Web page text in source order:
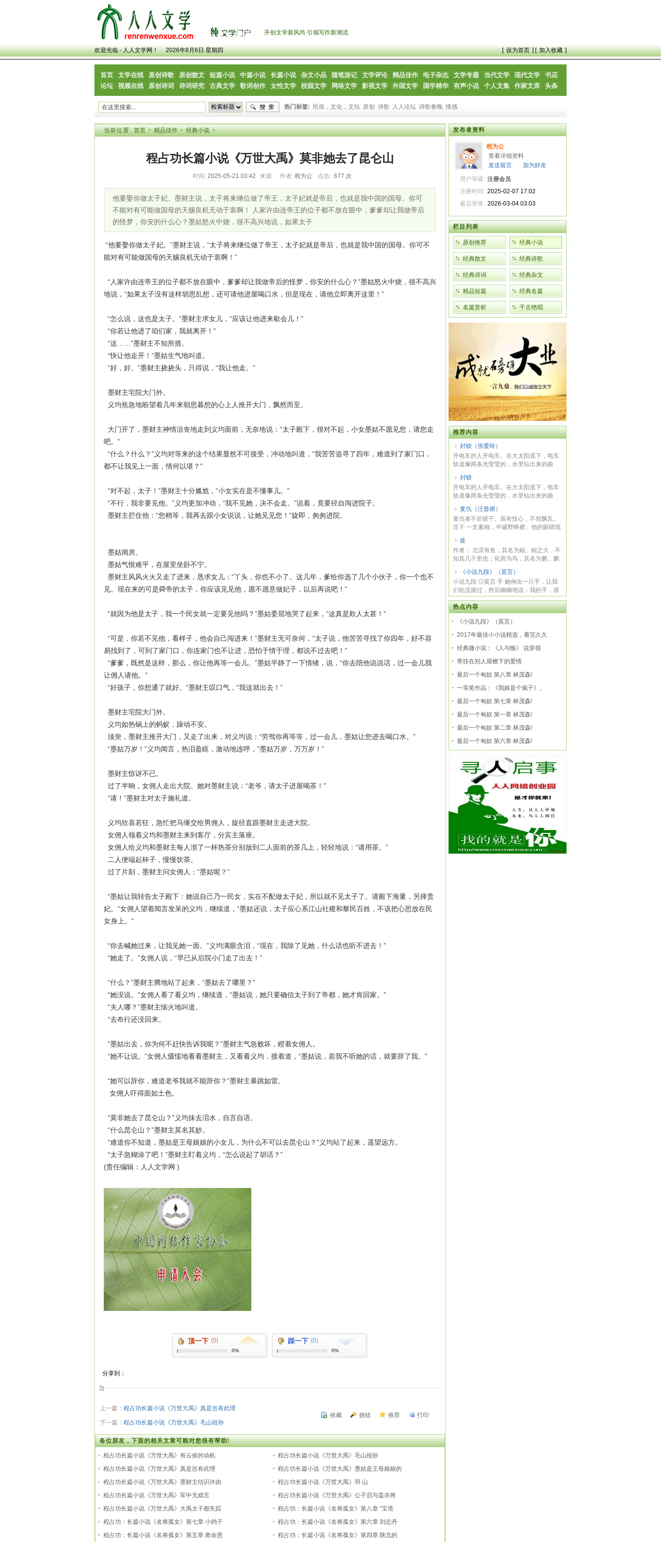
开创文学新风尚 引领写作新潮流
欢迎光临 - 人人文学网！ 2026年8月6日 星期四 [ 设为首页 ] [ 加入收藏 ]
首页 文学在线 原创诗歌 原创散文 短篇小说 中篇小说 长篇小说 杂文小品 随笔游记 文学评论 精品佳作 电子杂志 文学专题 当代文学 现代文学
书店
论坛
视频在线 原创诗词 诗词研究 古典文学 歌词创作 女性文学 校园文学 网络文学 影视文学 外国文学 国学精华 有声小说 个人文集 作家文库 头条
热门标签: 民俗，文化，文玩 原创 诗歌 人人论坛 诗歌春晚 情感
当前位置: 首页>精品佳作>经典小说>
程占功长篇小说《万世大禹》莫非她去了昆仑山
时间: 2025-05-21 03:42 来源: 作者: 程为公 点击: 677 次
他要娶你做太子妃。墨财主说，太子将来继位做了帝王，太子妃就是帝后，也就是我中国的国母。你可
不能对有可能做国母的天赐良机无动于衷啊！ 人家许由连帝王的位子都不放在眼中，爹爹却让我做帝后
的怪梦，你安的什么心？墨姑怒火中烧，很不高兴地说，如果太子
“他要娶你做太子妃。”墨财主说，“太子将来继位做了帝王，太子妃就是帝后，也就是我中国的国母。你可不
能对有可能做国母的天赐良机无动于衷啊！”
“人家许由连帝王的位子都不放在眼中，爹爹却让我做帝后的怪梦，你安的什么心？”墨姑怒火中烧，很不高兴
地说，“如果太子没有这样胡思乱想，还可请他进屋喝口水，但是现在，请他立即离开这里！”
“怎么说，这也是太子。”墨财主求女儿，“应该让他进来歇会儿！”
“你若让他进了咱们家，我就离开！”
“这……”墨财主不知所措。
“快让他走开！”墨姑生气地叫道。
“好，好。”墨财主挠挠头，只得说，“我让他走。”
墨财主宅院大门外。
义均焦急地盼望着几年来朝思暮想的心上人推开大门，飘然而至。
大门开了，墨财主神情沮丧地走到义均面前，无奈地说：“太子殿下，很对不起，小女墨姑不愿见您，请您走
吧。”
“什么？什么？”义均对等来的这个结果显然不可接受，冲动地叫道，“我苦苦追寻了四年，难道到了家门口，
都不让我见上一面，情何以堪？”
“对不起，太子！”墨财主十分尴尬，“小女实在是不懂事儿。”
“不行，我非要见他。”义均更加冲动，“我不见她，决不会走。”说着，竟要径自闯进院子。
墨财主拦住他：“您稍等，我再去跟小女说说，让她见见您！”旋即，匆匆进院。
墨姑闺房。
墨姑气恨难平，在屋里坐卧不宁。
墨财主风风火火又走了进来，恳求女儿：“丫头，你也不小了。这几年，爹给你选了几个小伙子，你一个也不
见。现在来的可是舜帝的太子，你应该见见他，愿不愿意做妃子，以后再说吧！”
“就因为他是太子，我一个民女就一定要见他吗？”墨姑委屈地哭了起来，“这真是欺人太甚！”
“可是，你若不见他，看样子，他会自己闯进来！”墨财主无可奈何，“太子说，他苦苦寻找了你四年，好不容
易找到了，可到了家门口，你连家门也不让进，恐怕于情于理，都说不过去吧！”
“爹爹，既然是这样，那么，你让他再等一会儿。”墨姑平静了一下情绪，说，“你去陪他说说话，过一会儿我
让佣人请他。”
“好孩子，你想通了就好。”墨财主叹口气，“我这就出去！”
墨财主宅院大门外。
义均如热锅上的蚂蚁，躁动不安。
须臾，墨财主推开大门，又走了出来，对义均说：“劳驾你再等等，过一会儿，墨姑让您进去喝口水。”
“墨姑万岁！”义均闻言，热泪盈眶，激动地连呼，“墨姑万岁，万万岁！”
墨财主惊讶不已。
过了半晌，女佣人走出大院。她对墨财主说：“老爷，请太子进屋喝茶！”
“请！”墨财主对太子施礼道。
义均欣喜若狂，急忙把马缰交给男佣人，旋径直跟墨财主走进大院。
女佣人领着义均和墨财主来到客厅，分宾主落座。
女佣人给义均和墨财主每人沏了一杯热茶分别放到二人面前的茶几上，轻轻地说：“请用茶。”
二人便端起杯子，慢慢饮茶。
过了片刻，墨财主问女佣人：“墨姑呢？”
“墨姑让我转告太子殿下：她说自己乃一民女，实在不配做太子妃，所以就不见太子了。请殿下海量，另择贵
妃。”女佣人望着闻言发呆的义均，继续道，“墨姑还说，太子应心系江山社稷和黎民百姓，不该把心思放在民
女身上。”
“你去喊她过来，让我见她一面。”义均满眼含泪，“现在，我除了见她，什么话也听不进去！”
“她走了。”女佣人说，“早已从后院小门走了出去！”
“什么？”墨财主腾地站了起来，“墨姑去了哪里？”
“她没说。”女佣人看了看义均，继续道，“墨姑说，她只要确信太子到了帝都，她才肯回家。”
“夫人哪？”墨财主恼火地叫道。
“去布行还没回来。
“墨姑出去，你为何不赶快告诉我呢？”墨财主气急败坏，瞪着女佣人。
“她不让说。”女佣人慑懦地看看墨财主，又看看义均，接着道，“墨姑说，若我不听她的话，就要辞了我。”
“她可以辞你，难道老爷我就不能辞你？”墨财主暴跳如雷。
女佣人吓得面如土色。
“莫非她去了昆仑山？”义均抹去泪水，自言自语。
“什么昆仑山？”墨财主莫名其妙。
“难道你不知道，墨姑是王母娘娘的小女儿，为什么不可以去昆仑山？”义均站了起来，遥望远方。
“太子急糊涂了吧！”墨财主盯着义均，“怎么说起了胡话？”
(责任编辑：人人文学网 )
顶一下 (0)
0%
踩一下 (0)
0%
分享到：
上一篇： 程占功长篇小说《万世大禹》真是岂有此理
下一篇： 程占功长篇小说《万世大禹》毛山祖孙
收藏 挑错 推荐 打印
各位朋友，下面的相关文章可能对您很有帮助!
程占功长篇小说《万世大禹》有云侯的动机
程占功长篇小说《万世大禹》毛山祖孙
程占功长篇小说《万世大禹》真是岂有此理
程占功长篇小说《万世大禹》墨姑是王母娘娘的
程占功长篇小说《万世大禹》墨财主结识许由
程占功长篇小说《万世大禹》羽 山
程占功长篇小说《万世大禹》军中无戏言
程占功长篇小说《万世大禹》公子启与盖亦将
程占功长篇小说《万世大禹》大禹太子都失踪
程占功：长篇小说《名将孤女》第八章 “宝塔
程占功：长篇小说《名将孤女》第七章 小鸽子
程占功：长篇小说《名将孤女》第六章 刘志丹
程占功：长篇小说《名将孤女》第五章 救命恩
程占功：长篇小说《名将孤女》第四章 陕北的
发布者资料
程为公
查看详细资料
发送留言
加为好友
用户等级: 注册会员
注册时间: 2025-02-07 17:02
最后登录: 2026-03-04 03:03
栏目列表
原创推荐 经典小说
经典散文 经典诗歌
经典诗词 经典杂文
精品短篇 经典名篇
名篇赏析 千古绝唱
推荐内容
封锁（张爱玲）
开电车的人开电车。在大太阳底下，电车
轨道像两条光莹莹的，水里钻出来的曲
封锁
开电车的人开电车。在大太阳底下，电车
轨道像两条光莹莹的，水里钻出来的曲
复仇（汪曾祺）
复仇者不折镆干。虽有忮心，不怨飘瓦。
庄子 一支素烛，半罐野蜂蜜。他的眼睛现
徙
作者： 北溟有鱼，其名为鲲。鲲之大，不
知其几千里也；化而为鸟，其名为鹏，鹏
《小说九段》（莫言）
小说九段 ◎莫言 手 她伸出一只手，让我
们轮流握过，然后幽幽地说：我的手，原
来很好...
热点内容
《小说九段》（莫言）
2017年最佳小小说精选，看完久久
经典微小说：《人与猴》 说穿很
寄挂在别人屋檐下的爱情
最后一个匈奴 第八章 林茂森/
一等奖作品：《我娘是个疯子》。
最后一个匈奴 第七章 林茂森/
最后一个匈奴 第一章 林茂森/
最后一个匈奴 第二章 林茂森/
最后一个匈奴 第六章 林茂森/